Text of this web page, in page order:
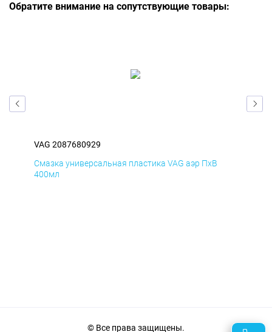
Обратите внимание на сопутствующие товары:
VAG 2087680929
Смазка универсальная пластика VAG аэр ПхВ
400мл
© Все права защищены.